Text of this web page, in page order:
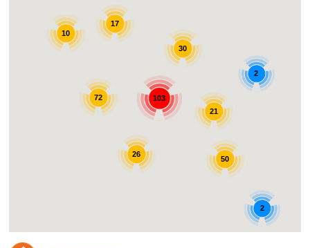
103
26
50
21
17
2
30
72
2
10